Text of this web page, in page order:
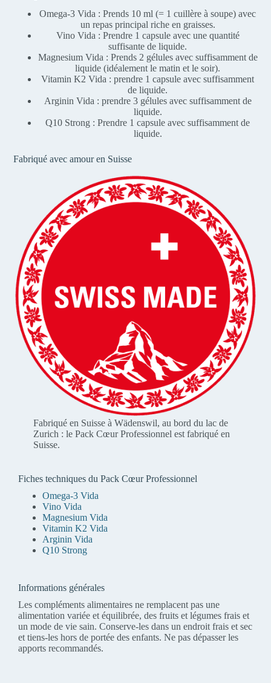
Omega-3 Vida : Prends 10 ml (= 1 cuillère à soupe) avec
un repas principal riche en graisses.
Vino Vida : Prendre 1 capsule avec une quantité
suffisante de liquide.
Magnesium Vida : Prends 2 gélules avec suffisamment de
liquide (idéalement le matin et le soir).
Vitamin K2 Vida : prendre 1 capsule avec suffisamment
de liquide.
Arginin Vida : prendre 3 gélules avec suffisamment de
liquide.
Q10 Strong : Prendre 1 capsule avec suffisamment de
liquide.
Fabriqué avec amour en Suisse
Fabriqué en Suisse à Wädenswil, au bord du lac de
Zurich : le Pack Cœur Professionnel est fabriqué en
Suisse.
Fiches techniques du Pack Cœur Professionnel
Omega-3 Vida
Vino Vida
Magnesium Vida
Vitamin K2 Vida
Arginin Vida
Q10 Strong
Informations générales
Les compléments alimentaires ne remplacent pas une
alimentation variée et équilibrée, des fruits et légumes frais et
un mode de vie sain. Conserve-les dans un endroit frais et sec
et tiens-les hors de portée des enfants. Ne pas dépasser les
apports recommandés.